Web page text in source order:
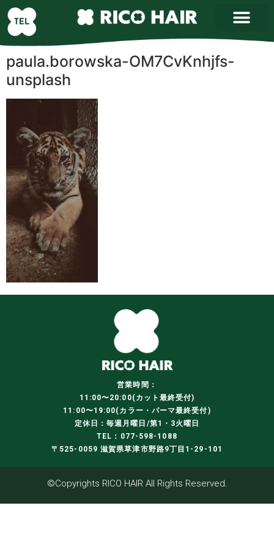
paula.borowska-OM7CvKnhjfs-
unsplash
営業時間：
11:00〜20:00(カット最終受付)
11:00〜19:00(カラー・パーマ最終受付)
定休日：毎週月曜日/第1・3火曜日
TEL：077-598-1088
〒525-0059 滋賀県草津市野路9丁目1-29-101
©Copyrights RICO HAIR All Rights Reserved.